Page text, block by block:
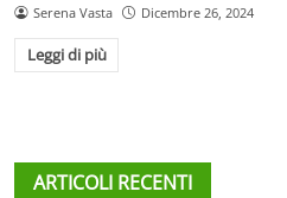
Serena Vasta Dicembre 26, 2024
Leggi di più
ARTICOLI RECENTI